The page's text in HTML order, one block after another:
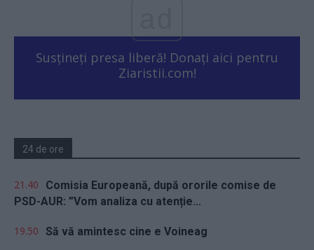
Susțineți presa liberă! Donați aici pentru
Ziaristii.com!
24 de ore
21.40
Comisia Europeană, după ororile comise de
PSD-AUR: ”Vom analiza cu atenție...
19.50 Să vă amintesc cine e Voineag